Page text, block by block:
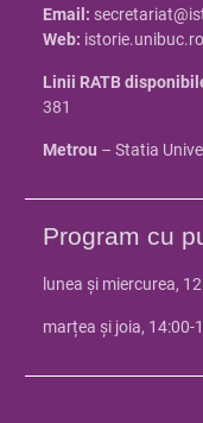
Email:
Web: istorie.unibuc.ro
Linii RATB
381
Metrou – Statia
Program cu
lunea și miercurea,
marțea și joia, 14:00-